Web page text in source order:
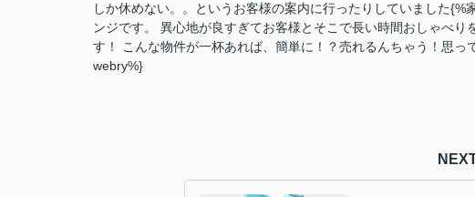
しか休めない。。というお客様の案内に行ったりしていました
ンジです。 異心地が良すぎてお客様とそこで長い時間おしゃべ
す！ こんな物件が一杯あれば、簡単に！？売れるんちゃう！思っ
webry%}